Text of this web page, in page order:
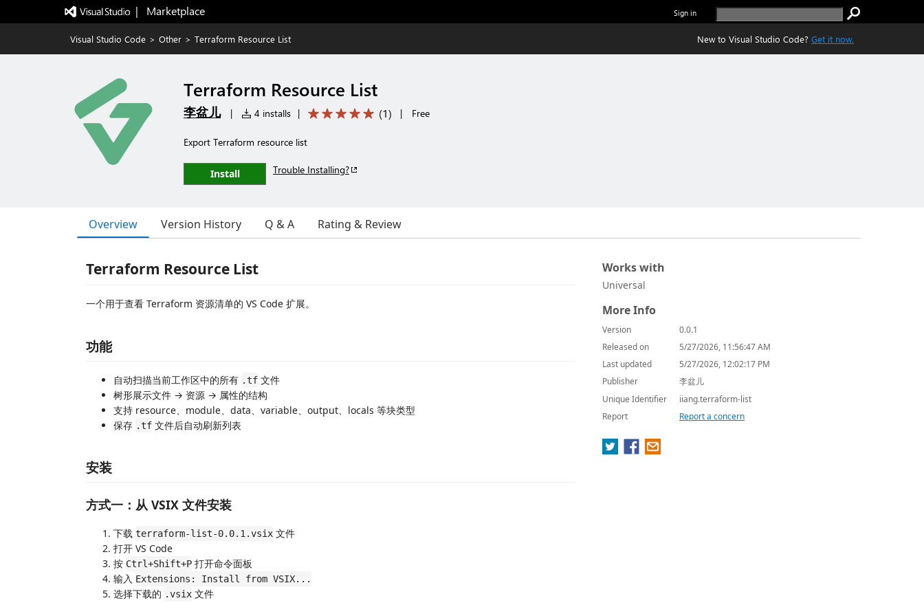
|   Marketplace Sign in
Visual Studio Code > Other > Terraform Resource List New to Visual Studio Code? Get it now.
Terraform Resource List
李盆儿 | 4 installs | (1) | Free
Export Terraform resource list
Install Trouble Installing?
Overview Version History Q & A Rating & Review
Terraform Resource List
一个用于查看 Terraform 资源清单的 VS Code 扩展。
功能
自动扫描当前工作区中的所有 .tf 文件
树形展示文件 → 资源 → 属性的结构
支持 resource、module、data、variable、output、locals 等块类型
保存 .tf 文件后自动刷新列表
安装
方式一：从 VSIX 文件安装
下载 terraform-list-0.0.1.vsix 文件
打开 VS Code
按 Ctrl+Shift+P 打开命令面板
输入 Extensions: Install from VSIX...
选择下载的 .vsix 文件
Works with
Universal
More Info
Version
0.0.1
Released on
5/27/2026, 11:56:47 AM
Last updated
5/27/2026, 12:02:17 PM
Publisher
李盆儿
Unique Identifier
iiang.terraform-list
Report
Report a concern